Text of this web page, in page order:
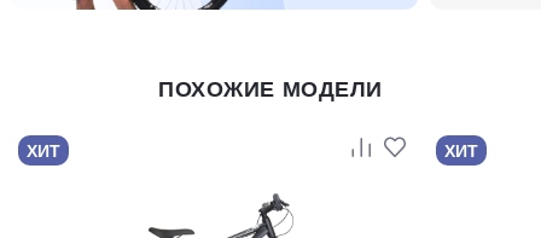
ПОХОЖИЕ МОДЕЛИ
ХИТ ХИТ